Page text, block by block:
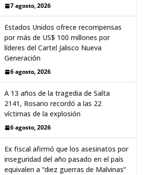
7 agosto, 2026
Estados Unidos ofrece recompensas
por más de US$ 100 millones por
líderes del Cartel Jalisco Nueva
Generación
6 agosto, 2026
A 13 años de la tragedia de Salta
2141, Rosario recordó a las 22
víctimas de la explosión
6 agosto, 2026
Ex fiscal afirmó que los asesinatos por
inseguridad del año pasado en el país
equivalen a “diez guerras de Malvinas”